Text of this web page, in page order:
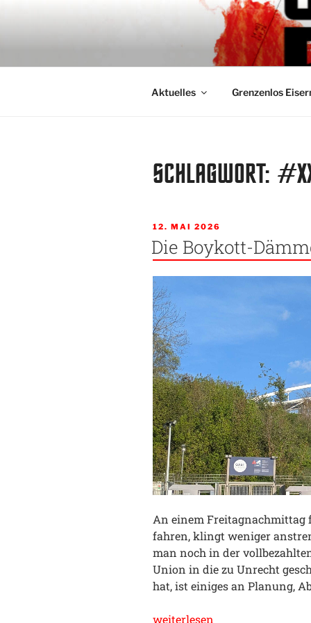
Fanclub für Respekt und
Aktuelles Grenzenlos
SCHLAGWORT:
VERÖFFENTLICHT
12. MAI 2026
Die Boykott-
An einem Freitagnachmittag
fahren, klingt weniger
man noch in der
Union in die zu Unrecht
hat, ist einiges an Planung,
„Die
weiterlesen